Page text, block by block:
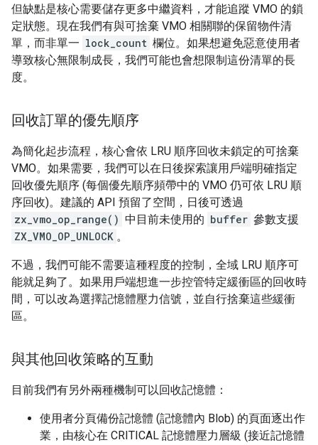
但缺點是核心需要儲存更多中繼資料，才能追蹤 VMO 的鎖
定狀態。現在我們有與可捨棄 VMO 相關聯的保留物件清
單，而非單一 lock_count 欄位。如果想避免惡意使用者
導致核心無限制成長，我們可能也會想限制這份清單的長
度。
回收訂單的優先順序
為簡化起步流程，核心會依 LRU 順序回收未鎖定的可捨棄
VMO。如果需要，我們可以在日後探索讓用戶端明確指定
回收優先順序 (每個優先順序頻帶中的 VMO 仍可依 LRU 順
序回收)。建議的 API 預留了空間，日後可透過
zx_vmo_op_range() 中目前未使用的 buffer 參數支援
ZX_VMO_OP_UNLOCK 。
不過，我們可能不需要這種程度的控制，全域 LRU 順序可
能就足夠了。如果用戶端想進一步控管特定緩衝區的回收時
間，可以改為選擇記憶體壓力信號，並自行捨棄這些緩衝
區。
與其他回收策略的互動
目前我們有另外兩種機制可以回收記憶體：
使用者分頁備份記憶體 (記憶體內 Blob) 的頁面逐出作
業，由核心在 CRITICAL 記憶體壓力層級 (接近記憶體